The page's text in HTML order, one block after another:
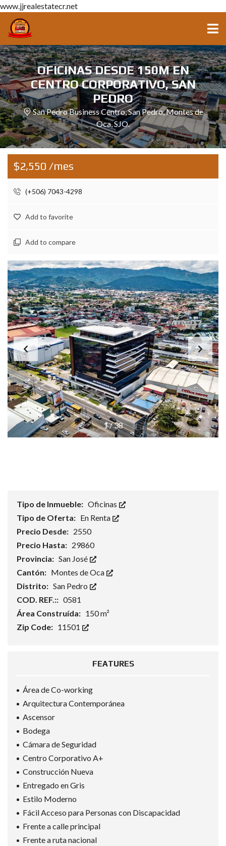
www.jjrealestatecr.net
OFICINAS DESDE 150M EN
CENTRO CORPORATIVO, SAN
PEDRO
San Pedro Business Centro, San Pedro, Montes de
Oca, SJO.
$2,550 /mes
(+506) 7043-4298
Add to favorite
Add to compare
1/38
Tipo de Inmueble: Oficinas
Tipo de Oferta: En Renta
Precio Desde: 2550
Precio Hasta: 29860
Provincia: San José
Cantón: Montes de Oca
Distrito: San Pedro
COD. REF.:: 0581
Área Construída: 150 m²
Zip Code: 11501
FEATURES
Área de Co-working
Arquitectura Contemporánea
Ascensor
Bodega
Cámara de Seguridad
Centro Corporativo A+
Construcción Nueva
Entregado en Gris
Estilo Moderno
Fácil Acceso para Personas con Discapacidad
Frente a calle principal
Frente a ruta nacional